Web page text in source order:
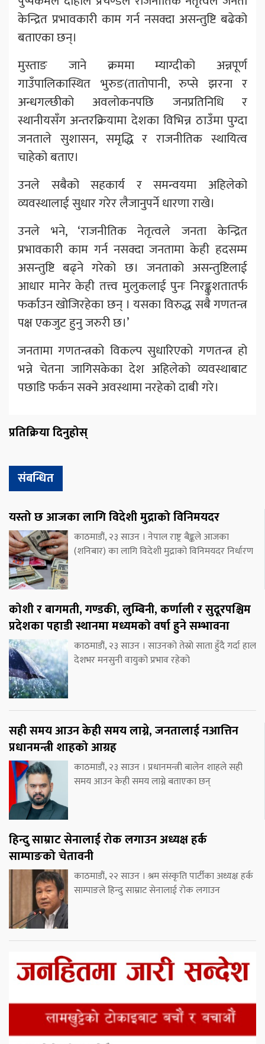
केन्द्रित प्रभावकारी काम गर्न नसक्दा असन्तुष्टि बढेको
बताएका छन्।
मुस्ताङ जाने क्रममा म्याग्दीको अन्नपूर्ण
गाउँपालिकास्थित भुरुङ(तातोपानी, रुप्से झरना र
अन्धगल्छीको अवलोकनपछि जनप्रतिनिधि र
स्थानीयसँग अन्तरक्रियामा देशका विभिन्न ठाउँमा पुग्दा
जनताले सुशासन, समृद्धि र राजनीतिक स्थायित्व
चाहेको बताए।
उनले सबैको सहकार्य र समन्वयमा अहिलेको
व्यवस्थालाई सुधार गरेर लैजानुपर्ने धारणा राखे।
उनले भने, ‘राजनीतिक नेतृत्वले जनता केन्द्रित
प्रभावकारी काम गर्न नसक्दा जनतामा केही हदसम्म
असन्तुष्टि बढ्ने गरेको छ। जनताको असन्तुष्टिलाई
आधार मानेर केही तत्त्व मुलुकलाई पुनः निरङ्कुशतातर्फ
फर्काउन खोजिरहेका छन् । यसका विरुद्ध सबै गणतन्त्र
पक्ष एकजुट हुनु जरुरी छ।’
जनतामा गणतन्त्रको विकल्प सुधारिएको गणतन्त्र हो
भन्ने चेतना जागिसकेका देश अहिलेको व्यवस्थाबाट
पछाडि फर्कन सक्ने अवस्थामा नरहेको दाबी गरे।
प्रतिक्रिया दिनुहोस्
संबन्धित
यस्तो छ आजका लागि विदेशी मुद्राको विनिमयदर
काठमाडौं, २३ साउन । नेपाल राष्ट्र बैङ्कले आजका
(शनिबार) का लागि विदेशी मुद्राको विनिमयदर निर्धारण
कोशी र बागमती, गण्डकी, लुम्बिनी, कर्णाली र सुदूरपश्चिम
प्रदेशका पहाडी स्थानमा मध्यमको वर्षा हुने सम्भावना
काठमाडौं, २३ साउन । साउनको तेस्रो साता हुँदै गर्दा हाल
देशभर मनसुनी वायुको प्रभाव रहेको
सही समय आउन केही समय लाग्ने, जनतालाई नआत्तिन
प्रधानमन्त्री शाहको आग्रह
काठमाडौं, २३ साउन । प्रधानमन्त्री बालेन शाहले सही
समय आउन केही समय लाग्ने बताएका छन्
हिन्दु साम्राट सेनालाई रोक लगाउन अध्यक्ष हर्क
साम्पाङको चेतावनी
काठमाडौं, २२ साउन । श्रम संस्कृति पार्टीका अध्यक्ष हर्क
साम्पाङले हिन्दु साम्राट सेनालाई रोक लगाउन